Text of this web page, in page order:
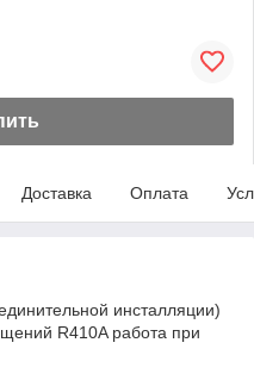
Доставка Оплата
инсталляции)
R410A работа при